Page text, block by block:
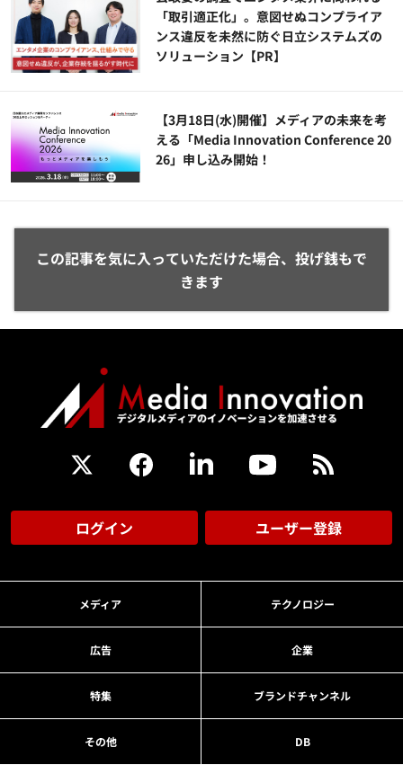
「取引適正化」。意図せぬコンプライア
ンス違反を未然に防ぐ日立システムズの
ソリューション​【PR】
【3月18日(水)開催】メディアの未来を考
える「Media Innovation Conference 20
26」申し込み開始！
この記事を気に入っていただけた場合、投げ銭もで
きます
ログイン ユーザー登録
メディア テクノロジー
広告 企業
特集 ブランドチャンネル
その他 DB